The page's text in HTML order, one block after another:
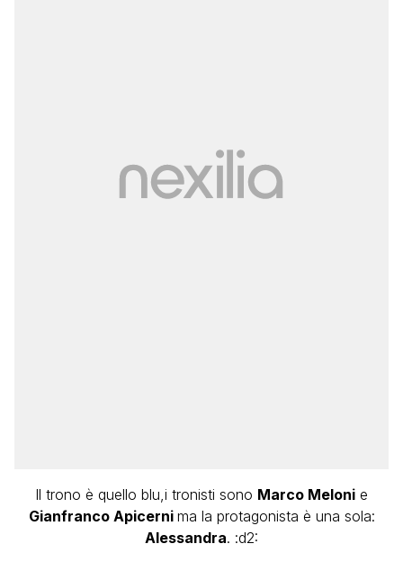
Il trono è quello blu,i tronisti sono Marco Meloni e
Gianfranco Apicerni ma la protagonista è una sola:
Alessandra. :d2: